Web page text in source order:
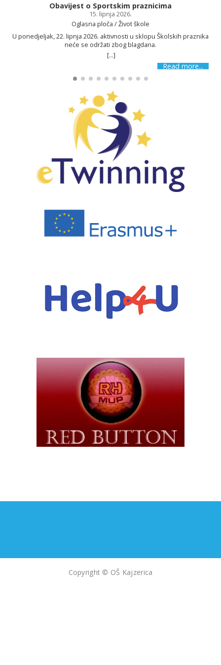
Obavijest o Sportskim praznicima
15. lipnja 2026.
Oglasna ploča / Život škole
U ponedjeljak, 22. lipnja 2026. aktivnosti u sklopu Školskih praznika
neće se održati zbog blagdana.
[...]
Read more...
Copyright © OŠ Kajzerica